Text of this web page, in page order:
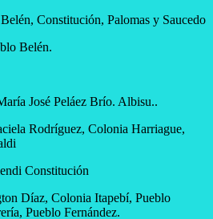
Constitución, Palomas y Saucedo
Belén.
José Peláez Brío. Albisu..
Rodríguez, Colonia Harriague,
Constitución
Díaz, Colonia Itapebí, Pueblo
Pueblo Fernández.